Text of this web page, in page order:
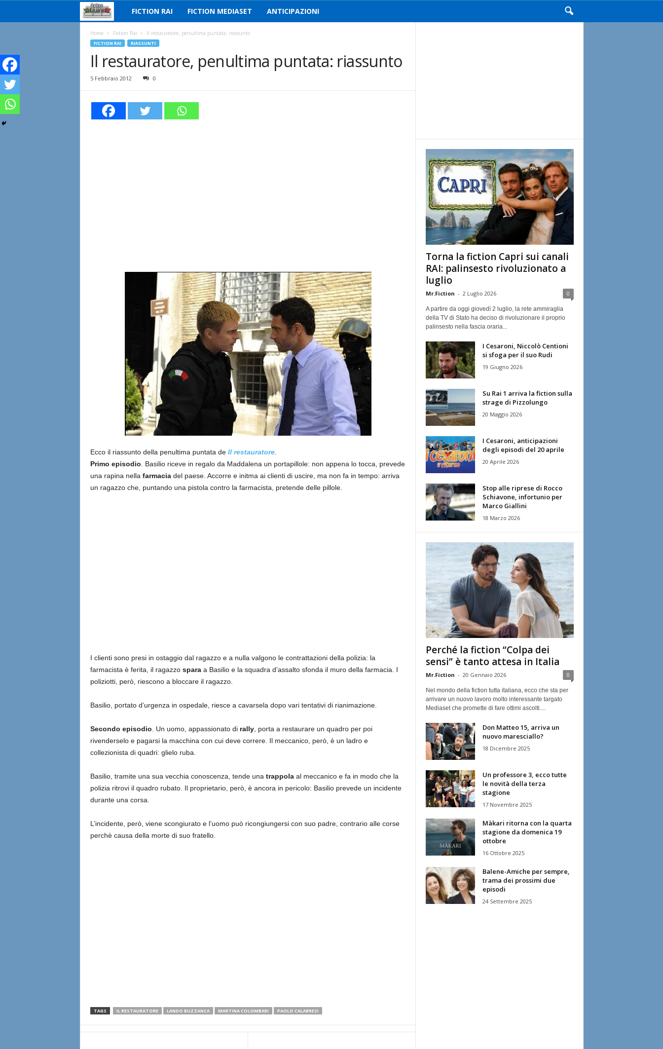
i
t
o
a
FICTION RAI FICTION MEDIASET ANTICIPAZIONI
Home Fiction Rai Il restauratore, penultima puntata: riassunto
FICTION RAI RIASSUNTI
Il restauratore, penultima puntata: riassunto
5 Febbraio 2012 0
Ecco il riassunto della penultima puntata de Il restauratore.
Primo episodio . Basilio riceve in regalo da Maddalena un portapillole: non appena lo tocca, prevede
una rapina nella farmaciadel paese. Accorre e initma ai clienti di uscire, ma non fa in tempo: arriva
un ragazzo che, puntando una pistola contro la farmacista, pretende delle pillole.
I clienti sono presi in ostaggio dal ragazzo e a nulla valgono le contrattazioni della polizia: la
farmacista è ferita, il ragazzo sparaa Basilio e la squadra d’assalto sfonda il muro della farmacia. I
poliziotti, però, riescono a bloccare il ragazzo.
Basilio, portato d’urgenza in ospedale, riesce a cavarsela dopo vari tentativi di rianimazione.
Secondo episodio . Un uomo, appassionato di rally, porta a restaurare un quadro per poi
rivenderselo e pagarsi la macchina con cui deve correre. Il meccanico, però, è un ladro e
collezionista di quadri: glielo ruba.
Basilio, tramite una sua vecchia conoscenza, tende una trappolaal meccanico e fa in modo che la
polizia ritrovi il quadro rubato. Il proprietario, però, è ancora in pericolo: Basilio prevede un incidente
durante una corsa.
L’incidente, però, viene scongiurato e l’uomo può ricongiungersi con suo padre, contrario alle corse
perchè causa della morte di suo fratello.
TAGS IL RESTAURATORE LANDO BUZZANCA MARTINA COLOMBARI PAOLO CALABRESI
Torna la fiction Capri sui canali
RAI: palinsesto rivoluzionato a
luglio
Mr.Fiction - 2 Luglio 2026 0
A partire da oggi giovedì 2 luglio, la rete ammiraglia
della TV di Stato ha deciso di rivoluzionare il proprio
palinsesto nella fascia oraria...
I Cesaroni, Niccolò Centioni
si sfoga per il suo Rudi
19 Giugno 2026
Su Rai 1 arriva la fiction sulla
strage di Pizzolungo
20 Maggio 2026
I Cesaroni, anticipazioni
degli episodi del 20 aprile
20 Aprile 2026
Stop alle riprese di Rocco
Schiavone, infortunio per
Marco Giallini
18 Marzo 2026
Perché la fiction “Colpa dei
sensi” è tanto attesa in Italia
Mr.Fiction - 20 Gennaio 2026 0
Nel mondo della fiction tutta italiana, ecco che sta per
arrivare un nuovo lavoro molto interessante targato
Mediaset che promette di fare ottimi ascolti....
Don Matteo 15, arriva un
nuovo maresciallo?
18 Dicembre 2025
Un professore 3, ecco tutte
le novità della terza
stagione
17 Novembre 2025
Màkari ritorna con la quarta
stagione da domenica 19
ottobre
16 Ottobre 2025
Balene-Amiche per sempre,
trama dei prossimi due
episodi
24 Settembre 2025